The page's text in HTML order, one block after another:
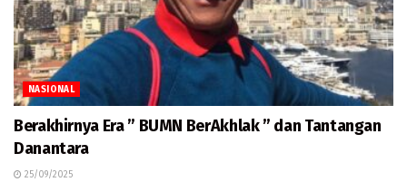
NASIONAL
Berakhirnya Era ” BUMN BerAkhlak ” dan Tantangan
Danantara
25/09/2025